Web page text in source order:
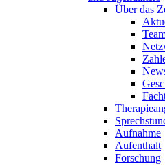
Über das
Aufnahme
Aufenthalt
Forschung